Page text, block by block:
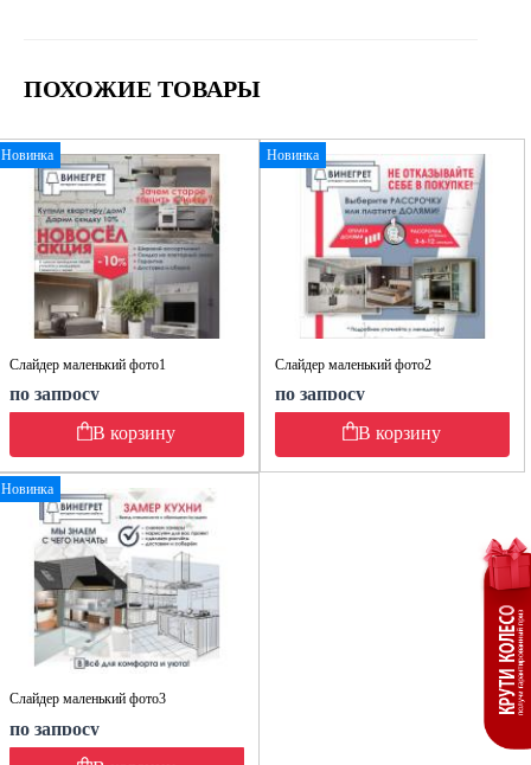
ПОХОЖИЕ ТОВАРЫ
Новинка
Слайдер маленький фото1
по запросу
В корзину
Новинка
Слайдер маленький фото2
по запросу
В корзину
Новинка
Слайдер маленький фото3
по запросу